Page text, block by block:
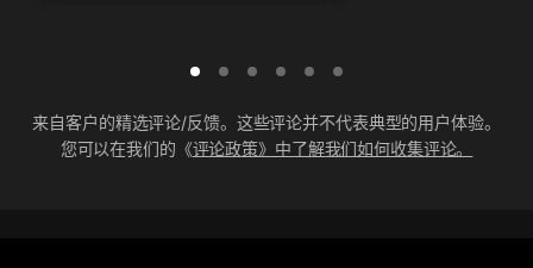
来自客户的精选评论/反馈。这些评论并不代表典型的用户体验。
您可以在我们的《评论政策》中了解我们如何收集评论。